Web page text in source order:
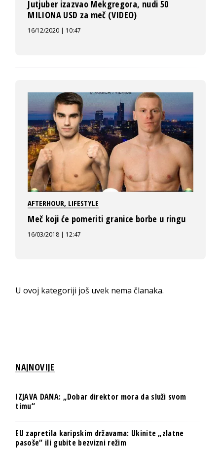
Jutjuber izazvao Mekgregora, nudi 50
MILIONA USD za meč (VIDEO)
16/12/2020 | 10:47
AFTERHOUR, LIFESTYLE
Meč koji će pomeriti granice borbe u ringu
16/03/2018 | 12:47
U ovoj kategoriji još uvek nema članaka.
NAJNOVIJE
IZJAVA DANA: „Dobar direktor mora da služi svom
timu“
EU zapretila karipskim državama: Ukinite „zlatne
pasoše“ ili gubite bezvizni režim